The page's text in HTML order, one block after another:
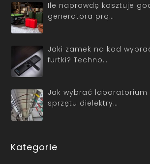
Ile naprawdę kosztuje
generatora prą…
Jaki zamek na kod
furtki? Techno…
Jak wybrać
sprzętu dielektry…
Kategorie